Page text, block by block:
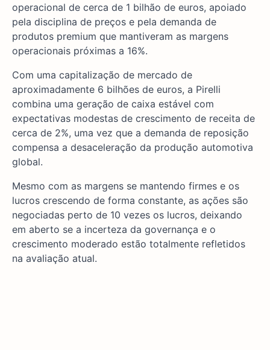
operacional de cerca de 1 bilhão de euros, apoiado
pela disciplina de preços e pela demanda de
produtos premium que mantiveram as margens
operacionais próximas a 16%.
Com uma capitalização de mercado de
aproximadamente 6 bilhões de euros, a Pirelli
combina uma geração de caixa estável com
expectativas modestas de crescimento de receita de
cerca de 2%, uma vez que a demanda de reposição
compensa a desaceleração da produção automotiva
global.
Mesmo com as margens se mantendo firmes e os
lucros crescendo de forma constante, as ações são
negociadas perto de 10 vezes os lucros, deixando
em aberto se a incerteza da governança e o
crescimento moderado estão totalmente refletidos
na avaliação atual.